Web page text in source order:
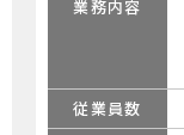
業務内容
従業員数